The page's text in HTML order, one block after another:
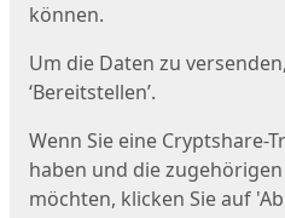
können.
Um die Daten zu
‘Bereitstellen’.
Wenn Sie eine Cryptshare-
haben und die
möchten, klicken Sie auf